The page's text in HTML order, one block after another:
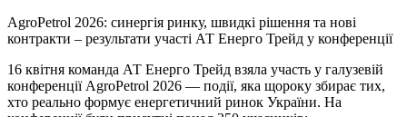
AgroPetrol 2026: синергія ринку, швидкі рішення та нові
контракти – результати участі АТ Енерго Трейд у конференції
16 квітня команда АТ Енерго Трейд взяла участь у галузевій
конференції AgroPetrol 2026 — події, яка щороку збирає тих,
хто реально формує енергетичний ринок України. На